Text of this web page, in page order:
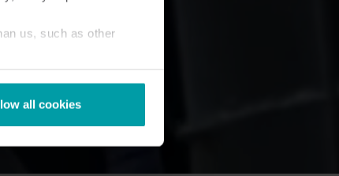
us, such as other
all cookies